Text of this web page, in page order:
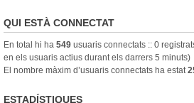
QUI ESTÀ CONNECTAT
En total hi ha 549 usuaris connectats :: 0
en els usuaris actius durant els darrers 5 minuts)
El nombre màxim d’usuaris connectats ha estat
ESTADÍSTIQUES